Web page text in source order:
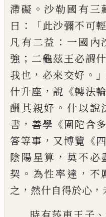
滯礙 。沙勒國有三
曰 ：「此沙彌不可輕
凡有二益 ： 一國內
強 ； 二龜茲王必謂什
我也 ， 必來交好 。」
什升座 ，說 《轉法
酬其親好 。 什以說
書 ， 善學 《圍陀含
答等事 ， 又博覽 《
陰陽星算 ， 莫不必
契 。 為性率達 ， 不
之 ， 然什自得於心 ，